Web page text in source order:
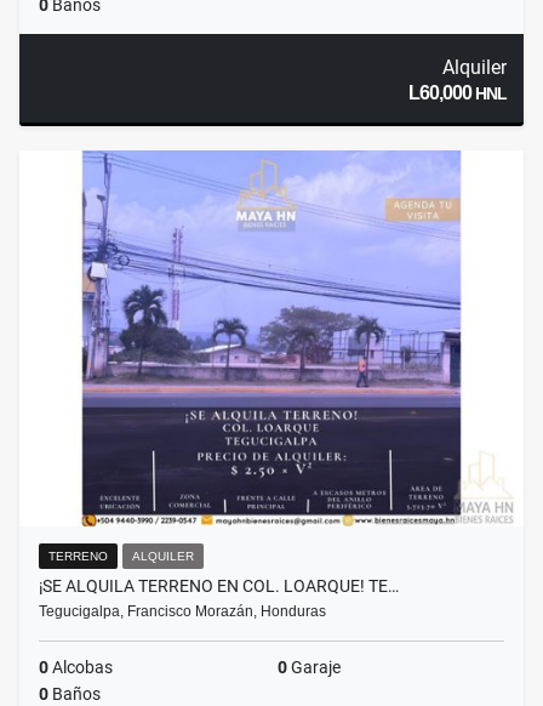
0 Baños
Alquiler
L60,000HNL
TERRENO ALQUILER
¡SE ALQUILA TERRENO EN COL. LOARQUE! TE…
Tegucigalpa, Francisco Morazán, Honduras
0Alcobas 0Garaje
0 Baños